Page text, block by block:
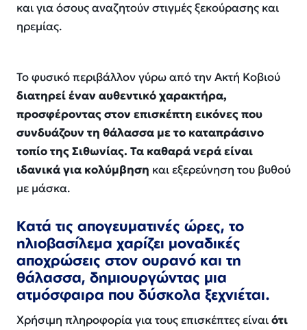
και για όσους αναζητούν στιγμές ξεκούρασης και
ηρεμίας.
Το φυσικό περιβάλλον γύρω από την Ακτή Κοβιού
διατηρεί έναν αυθεντικό χαρακτήρα,
προσφέροντας στον επισκέπτη εικόνες που
συνδυάζουν τη θάλασσα με το καταπράσινο
τοπίο της Σιθωνίας. Τα καθαρά νερά είναι
ιδανικά για κολύμβηση και εξερεύνηση του βυθού
με μάσκα.
Κατά τις απογευματινές ώρες, το
ηλιοβασίλεμα χαρίζει μοναδικές
αποχρώσεις στον ουρανό και τη
θάλασσα, δημιουργώντας μια
ατμόσφαιρα που δύσκολα ξεχνιέται.
Χρήσιμη πληροφορία για τους επισκέπτες είναιότι